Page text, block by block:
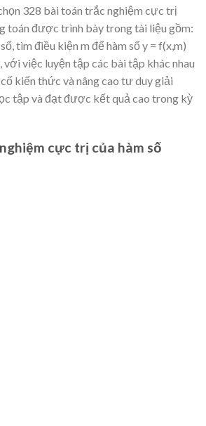
328 bài toán trắc nghiệm cực trị
toán được trình bày trong tài liệu gồm:
tìm điều kiện m để hàm số y = f(x,m)
việc luyện tập các bài tập khác nhau
kiến thức và nâng cao tư duy giải
tập và đạt được kết quả cao trong kỳ
cực trị của hàm số